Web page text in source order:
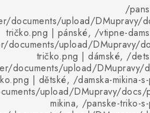
/
documents/upload/DMupravy/
tričko.png | pánské, /vtipne-
documents/upload/DMupravy/
tričko.png | dámské, /
documents/upload/DMupravy/
| dětské, /damska-mikina-
upload/DMupravy/docs/
mikina, /panske-triko-